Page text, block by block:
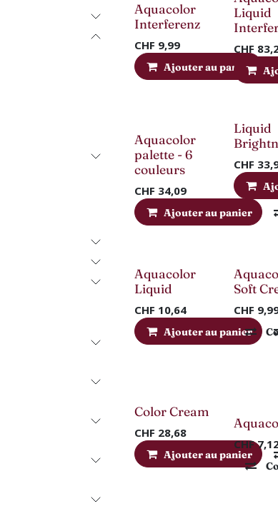
Nouveau !
Aquacolor
Interferenz
CHF 9,99
Ajouter au panier
Liquid
CHF
Nouveau !
Aquacolor
palette - 6
couleurs
CHF 34,09
Ajouter au panier
Liquid
CHF
Aquacolor
Liquid
CHF 10,64
Ajouter au panier
Soft
CHF
-50%
Color Cream
CHF 28,68
Ajouter au panier
CHF